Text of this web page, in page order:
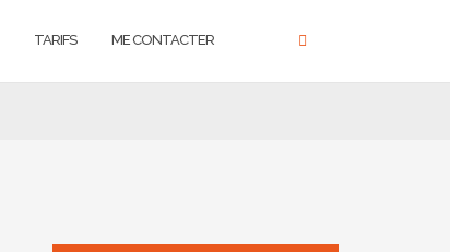
TARIFS ME CONTACTER